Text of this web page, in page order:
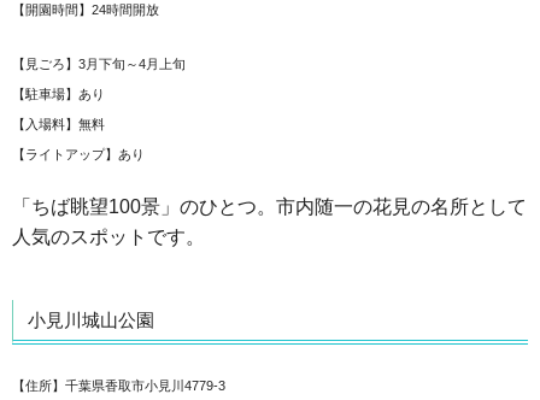
【開園時間】24時間開放
【見ごろ】3月下旬～4月上旬
【駐車場】あり
【入場料】無料
【ライトアップ】あり
「ちば眺望100景」のひとつ。市内随一の花見の名所として
人気のスポットです。
小見川城山公園
【住所】千葉県香取市小見川4779-3